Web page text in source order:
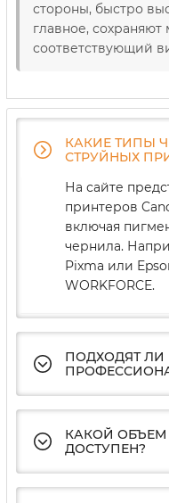
стороны, быстро
главное,
соответствующий
КАКИЕ ТИПЫ
СТРУЙНЫХ
На сайте
принтеров
включая
чернила.
Pixma или
WORKFORCE.
ПОДХОДЯТ
КАКОЙ
ДОСТУПЕН?